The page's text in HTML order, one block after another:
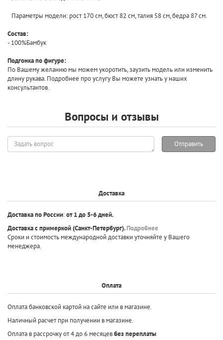
Параметры модели: рост 170 см, бюст 82 см, талия 58 см, бедра 87 см.
Состав:
- 100%Бамбук
Подгонка по фигуре:
По Вашему желанию мы можем укоротить, заузить модель или изменить
длину рукава. Подробнее про услугу Вы можете узнать у наших
консультантов.
Вопросы и отзывы
Задать
вопрос
Отправить
Доставка
Доставка по России:от 1 до 5-6 дней.
Доставка с примеркой(Санкт-Петербург).Подробнее
Сроки и стоимость международной доставки уточняйте у Вашего
менеджера.
Оплата
Оплата банковской картой на сайте или в магазине.
Наличный расчет при получении в магазине.
Оплата в рассрочку от 4 до 6 месяцевбез переплаты